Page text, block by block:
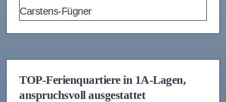
TOP-Ferienquartiere in 1A-Lagen,
anspruchsvoll ausgestattet